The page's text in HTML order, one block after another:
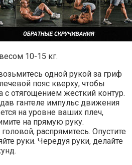
10-15 кг.
одной рукой за гриф
пояс кверху, чтобы
с отягощением жесткий контур.
гантеле импульс движения
на уровне ваших плеч,
на прямую руку.
распрямитесь. Опустите
руки. Чередуя руки, делайте